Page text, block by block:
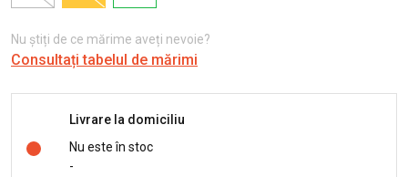
Nu știți de ce mărime aveți nevoie?
Consultați tabelul de mărimi
Livrare la domiciliu
Nu este în stoc
-